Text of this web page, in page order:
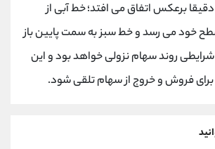
دقیقا برعکس اتفاق می افتد؛ خط آبی از
سطح خود می رسد و خط سبز به سمت پایین باز
روند سهام نزولی خواهد بود و این
فروش و خروج از سهام تلقی شود.